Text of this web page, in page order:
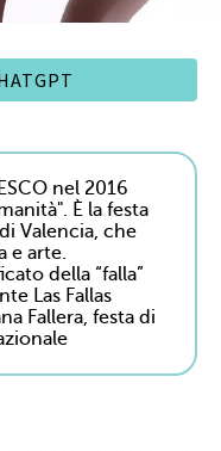
nel 2016
È la festa
Valencia, che
e arte.
della “falla”
Las Fallas
Fallera, festa di